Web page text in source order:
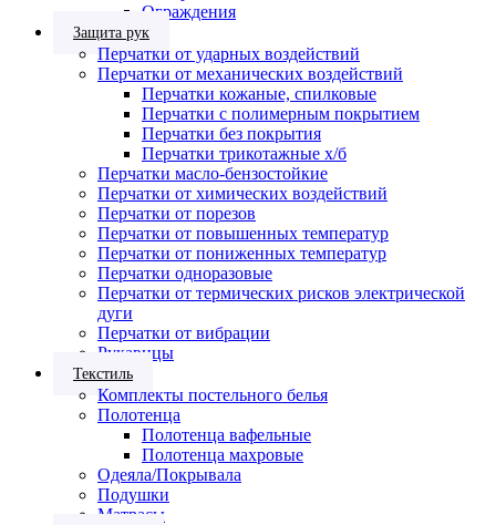
Ограждения
Защита рук
Перчатки от ударных воздействий
Перчатки от механических воздействий
Перчатки кожаные, спилковые
Перчатки с полимерным покрытием
Перчатки без покрытия
Перчатки трикотажные х/б
Перчатки масло-бензостойкие
Перчатки от химических воздействий
Перчатки от порезов
Перчатки от повышенных температур
Перчатки от пониженных температур
Перчатки одноразовые
Перчатки от термических рисков электрической
дуги
Перчатки от вибрации
Рукавицы
Текстиль
Комплекты постельного белья
Полотенца
Полотенца вафельные
Полотенца махровые
Одеяла/Покрывала
Подушки
Матрасы